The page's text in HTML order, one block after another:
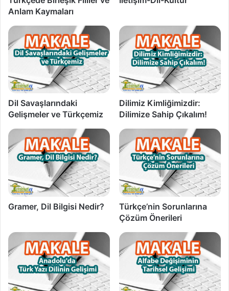
Anlam Kaymaları
Dil Savaşlarındaki
Gelişmeler ve Türkçemiz
Dilimiz Kimliğimizdir:
Dilimize Sahip Çıkalım!
Gramer, Dil Bilgisi Nedir?
Türkçe’nin Sorunlarına
Çözüm Önerileri